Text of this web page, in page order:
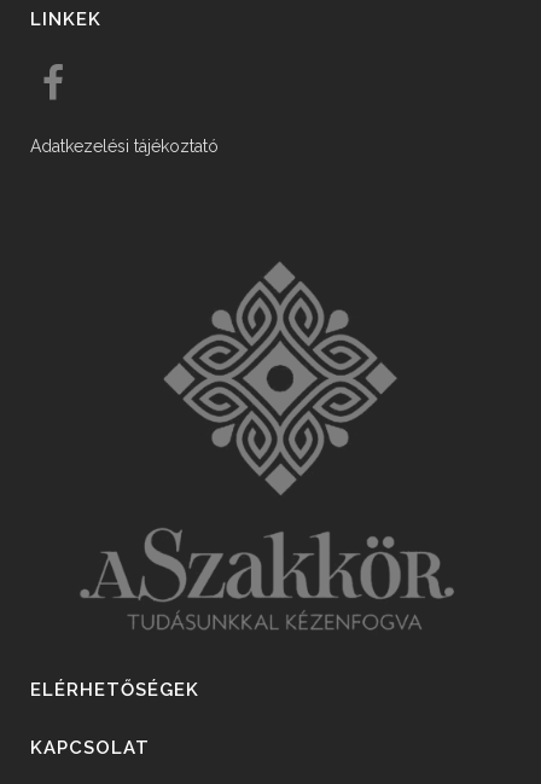
LINKEK
Adatkezelési tájékoztató
ELÉRHETŐSÉGEK
KAPCSOLAT